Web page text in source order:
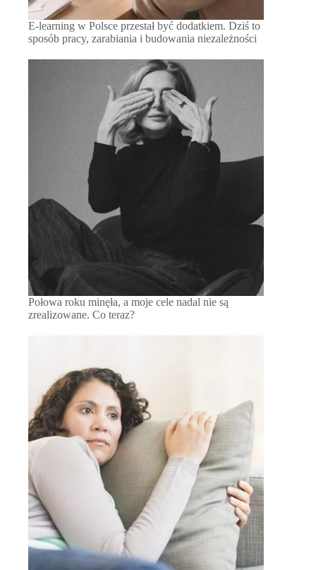
E-learning w Polsce przestał być dodatkiem. Dziś to
sposób pracy, zarabiania i budowania niezależności
Połowa roku minęła, a moje cele nadal nie są
zrealizowane. Co teraz?